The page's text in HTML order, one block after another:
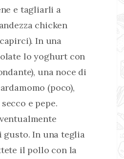
e tagliarli a
chicken
In una
lo yoghurt con
una noce di
(poco),
e pepe.
gusto. In una teglia
il pollo con la